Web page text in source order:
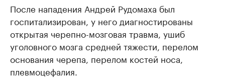
После нападения Андрей Рудомаха был
госпитализирован, у него диагностированы
открытая черепно-мозговая травма, ушиб
уголовного мозга средней тяжести, перелом
основания черепа, перелом костей носа,
плевмоцефалия.